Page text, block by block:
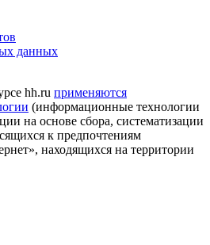
данных
hh.ru применяются
(информационные технологии
на основе сбора, систематизации
к предпочтениям
находящихся на территории